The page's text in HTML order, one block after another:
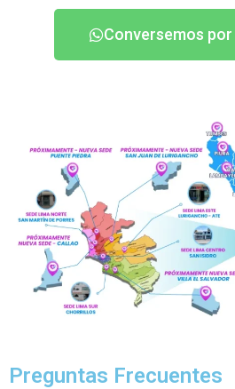
Conversemos
Preguntas Frecuentes